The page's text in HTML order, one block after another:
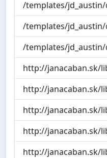
/templates/
/templates/
/templates/
http://janacaban.sk/
http://janacaban.sk/
http://janacaban.sk/
http://janacaban.sk/
http://janacaban.sk/